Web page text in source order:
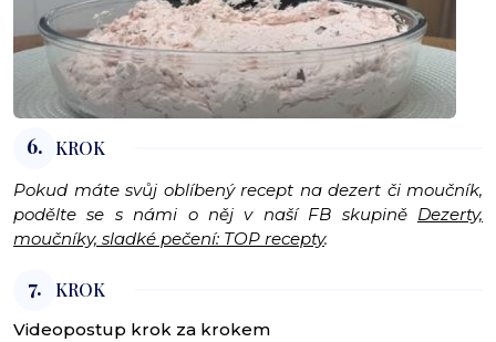
6. KROK
Pokud máte svůj oblíbený recept na dezert či moučník,
podělte se s námi o něj v naší FB skupině Dezerty,
moučníky, sladké pečení: TOP recepty.
7. KROK
Videopostup krok za krokem